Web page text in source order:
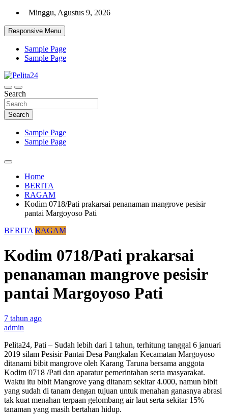
Skip
content
Minggu, Agustus 9, 2026
Responsive Menu
Sample Page
Sample Page
Pelita24
Aktual, Mendalam dan Terpercaya
Search
Search
Sample Page
Sample Page
Home
BERITA
RAGAM
Kodim 0718/Pati prakarsai penanaman mangrove pesisir
pantai Margoyoso Pati
BERITA RAGAM
Kodim 0718/Pati prakarsai
penanaman mangrove pesisir
pantai Margoyoso Pati
7 tahun ago
admin
Pelita24, Pati – Sudah lebih dari 1 tahun, terhitung tanggal 6 januari
2019 silam Pesisir Pantai Desa Pangkalan Kecamatan Margoyoso
ditanami bibit mangrove oleh Karang Taruna bersama anggota
Kodim 0718 /Pati dan aparatur pemerintahan serta masyarakat.
Waktu itu bibit Mangrove yang ditanam sekitar 4.000, namun bibit
yang sudah di tanam dengan tujuan untuk menahan ganasnya abrasi
tak kuat menahan terpaan gelombang air laut serta sekitar 15%
tanaman yang masih bertahan hidup.